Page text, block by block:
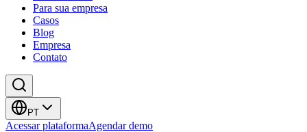
Para sua empresa
Casos
Blog
Empresa
Contato
PT
Acessar plataformaAgendar demo